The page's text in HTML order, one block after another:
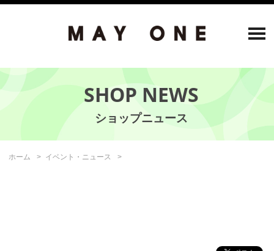
SHOP NEWS
ホーム イベント・ニュース